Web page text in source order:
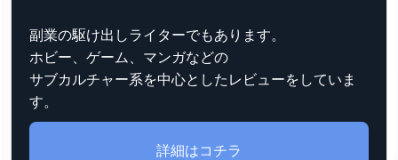
副業の駆け出しライターでもあります。
ホビー、ゲーム、マンガなどの
サブカルチャー系を中心としたレビューをしていま
す。
詳細はコチラ